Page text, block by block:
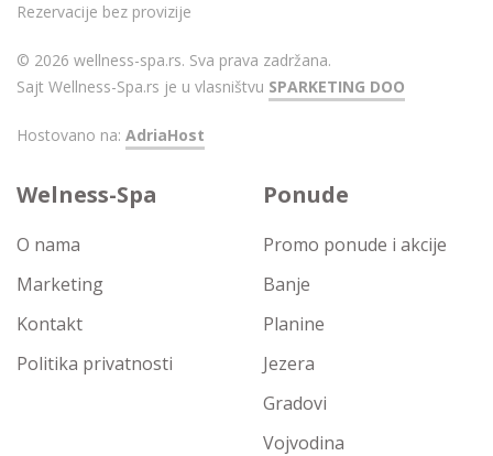
Rezervacije bez provizije
© 2026 wellness-spa.rs. Sva prava zadržana.
Sajt Wellness-Spa.rs je u vlasništvu SPARKETING DOO
Hostovano na: AdriaHost
Welness-Spa
O nama
Marketing
Kontakt
Politika privatnosti
Ponude
Promo ponude i akcije
Banje
Planine
Jezera
Gradovi
Vojvodina